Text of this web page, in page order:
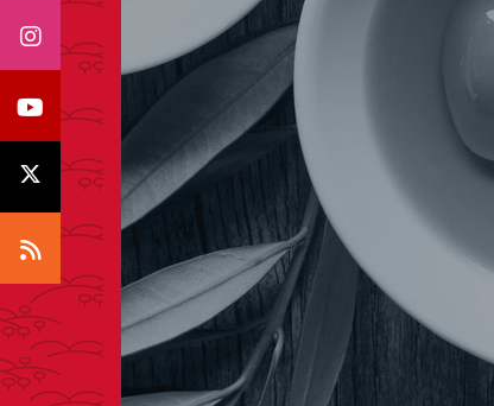
Icono Instagram
Icono Youtube
Icono X
Icono RSS